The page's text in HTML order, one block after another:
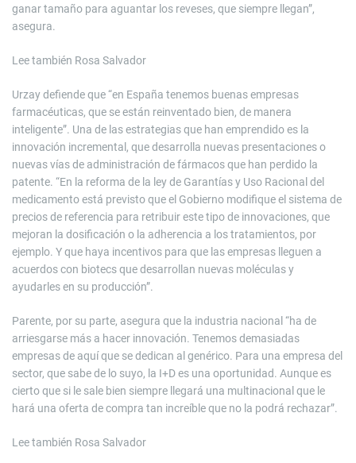
ganar tamaño para aguantar los reveses, que siempre llegan”,
asegura.
Lee también Rosa Salvador
Urzay defiende que “en España tenemos buenas empresas
farmacéuticas, que se están reinventado bien, de manera
inteligente”. Una de las estrategias que han emprendido es la
innovación incremental, que desarrolla nuevas presentaciones o
nuevas vías de administración de fármacos que han perdido la
patente. “En la reforma de la ley de Garantías y Uso Racional del
medicamento está previsto que el Gobierno modifique el sistema de
precios de referencia para retribuir este tipo de innovaciones, que
mejoran la dosificación o la adherencia a los tratamientos, por
ejemplo. Y que haya incentivos para que las empresas lleguen a
acuerdos con biotecs que desarrollan nuevas moléculas y
ayudarles en su producción”.
Parente, por su parte, asegura que la industria nacional “ha de
arriesgarse más a hacer innovación. Tenemos demasiadas
empresas de aquí que se dedican al genérico. Para una empresa del
sector, que sabe de lo suyo, la I+D es una oportunidad. Aunque es
cierto que si le sale bien siempre llegará una multinacional que le
hará una oferta de compra tan increíble que no la podrá rechazar”.
Lee también Rosa Salvador